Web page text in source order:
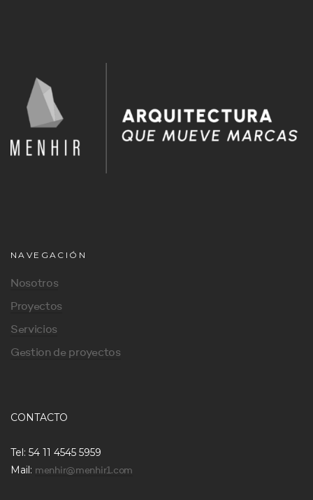
NAVEGACIÓN
Nosotros
Proyectos
Servicios
Gestion de proyectos
CONTACTO
Tel: 54 11 4545 5959
Mail: menhir@menhir1.com